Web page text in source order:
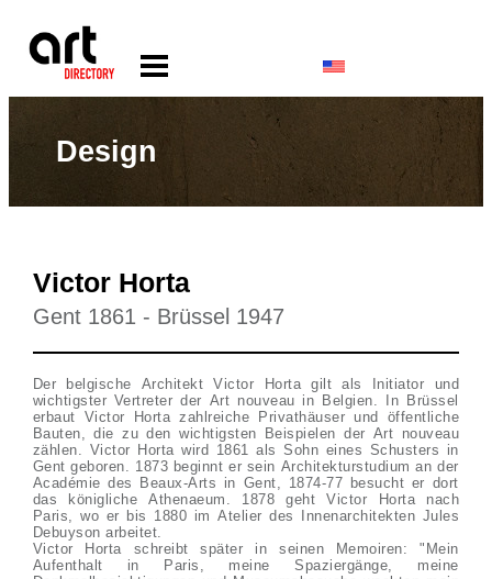
Design
Victor Horta
Gent 1861 - Brüssel 1947
Der belgische Architekt Victor Horta gilt als Initiator und
wichtigster Vertreter der Art nouveau in Belgien. In Brüssel
erbaut Victor Horta zahlreiche Privathäuser und öffentliche
Bauten, die zu den wichtigsten Beispielen der Art nouveau
zählen. Victor Horta wird 1861 als Sohn eines Schusters in
Gent geboren. 1873 beginnt er sein Architekturstudium an der
Académie des Beaux-Arts in Gent, 1874-77 besucht er dort
das königliche Athenaeum. 1878 geht Victor Horta nach
Paris, wo er bis 1880 im Atelier des Innenarchitekten Jules
Debuyson arbeitet.
Victor Horta schreibt später in seinen Memoiren: "Mein
Aufenthalt in Paris, meine Spaziergänge, meine